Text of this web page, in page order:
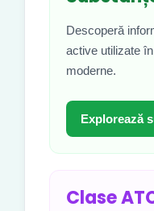
Descoperă
active utilizate
moderne.
Explorează
Clase